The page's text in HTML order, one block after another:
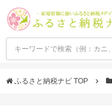
ふるさと納税ナビ TOP